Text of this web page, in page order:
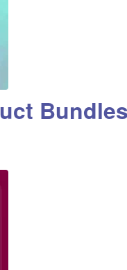
Bundles